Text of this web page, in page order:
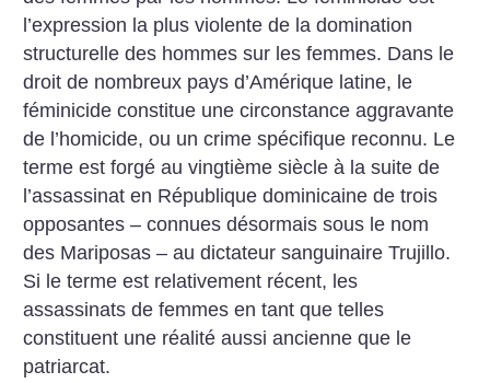
l’expression la plus violente de la domination
structurelle des hommes sur les femmes. Dans le
droit de nombreux pays d’Amérique latine, le
féminicide constitue une circonstance aggravante
de l’homicide, ou un crime spécifique reconnu. Le
terme est forgé au vingtième siècle à la suite de
l’assassinat en République dominicaine de trois
opposantes – connues désormais sous le nom
des Mariposas – au dictateur sanguinaire Trujillo.
Si le terme est relativement récent, les
assassinats de femmes en tant que telles
constituent une réalité aussi ancienne que le
patriarcat.